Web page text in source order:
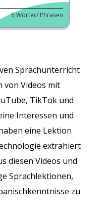
Sprachunterricht
von Videos mit
TikTok und
Interessen und
eine Lektion
extrahiert
diesen Videos und
Sprachlektionen,
zu
5Wörter/ Phrasen